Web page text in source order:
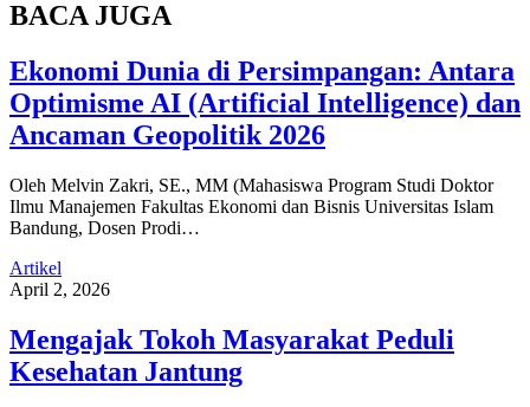
BACA JUGA
Ekonomi Dunia di Persimpangan: Antara
Optimisme AI (Artificial Intelligence) dan
Ancaman Geopolitik 2026
Oleh Melvin Zakri, SE., MM (Mahasiswa Program Studi Doktor
Ilmu Manajemen Fakultas Ekonomi dan Bisnis Universitas Islam
Bandung, Dosen Prodi…
Artikel
April 2, 2026
Mengajak Tokoh Masyarakat Peduli
Kesehatan Jantung